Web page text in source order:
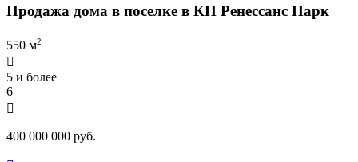
Продажа дома в поселке в КП Ренессанс Парк
550 м2

5 и более
6

400 000 000 руб.